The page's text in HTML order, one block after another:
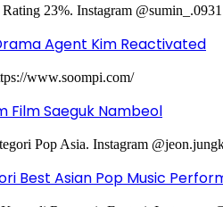
Agent Kim Reactivated
Film Saeguk Nambeol
Best Asian Pop Music